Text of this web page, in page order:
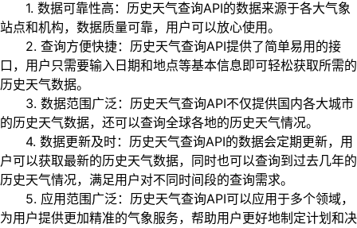
1. 数据可靠性高：历史天气查询API的数据来源于各大气象
站点和机构，数据质量可靠，用户可以放心使用。
2. 查询方便快捷：历史天气查询API提供了简单易用的接
口，用户只需要输入日期和地点等基本信息即可轻松获取所需的
历史天气数据。
3. 数据范围广泛：历史天气查询API不仅提供国内各大城市
的历史天气数据，还可以查询全球各地的历史天气情况。
4. 数据更新及时：历史天气查询API的数据会定期更新，用
户可以获取最新的历史天气数据，同时也可以查询到过去几年的
历史天气情况，满足用户对不同时间段的查询需求。
5. 应用范围广泛：历史天气查询API可以应用于多个领域，
为用户提供更加精准的气象服务，帮助用户更好地制定计划和决